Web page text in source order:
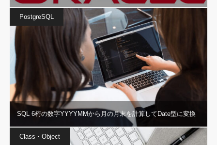
PostgreSQL
SQL 6桁の数字YYYYMMから月の月末を計算してDate型に変換
Class・Object